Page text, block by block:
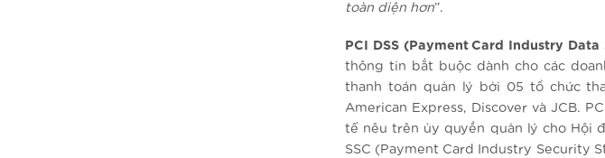
toàn diện hơn”.
PCI DSS (Payment Card Industry
thông tin bắt buộc dành cho các
thanh toán quản lý bởi 05 tổ chức
American Express, Discover và JCB.
tế nêu trên ủy quyền quản lý cho Hội
SSC (Payment Card Industry Security